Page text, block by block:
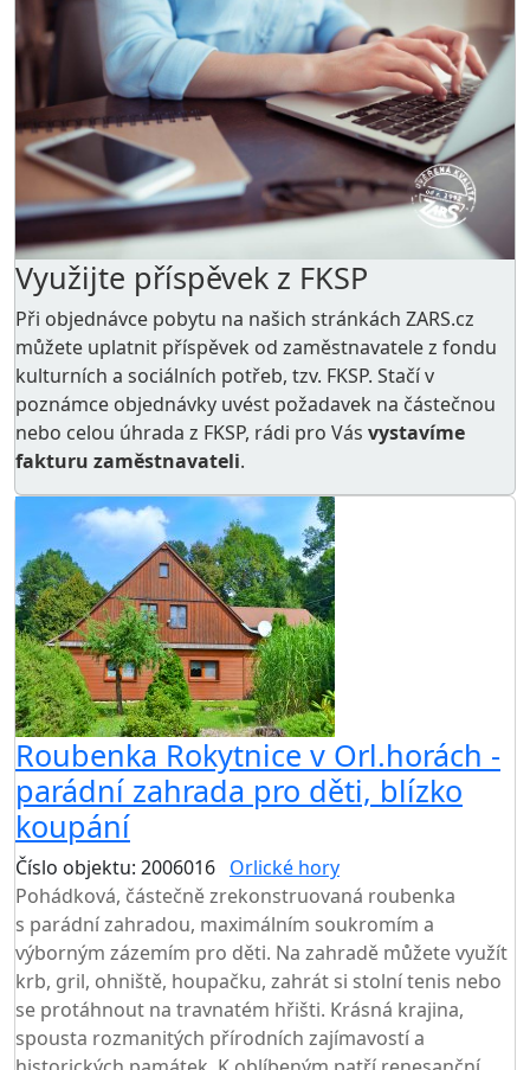
Využijte příspěvek z FKSP
Při objednávce pobytu na našich stránkách ZARS.cz
můžete uplatnit příspěvek od zaměstnavatele z fondu
kulturních a sociálních potřeb, tzv. FKSP. Stačí v
poznámce objednávky uvést požadavek na částečnou
nebo celou úhrada z FKSP, rádi pro Vás vystavíme
fakturu zaměstnavateli.
Roubenka Rokytnice v Orl.horách -
parádní zahrada pro děti, blízko
koupání
Číslo objektu: 2006016 Orlické hory
Pohádková, částečně zrekonstruovaná roubenka
s parádní zahradou, maximálním soukromím a
výborným zázemím pro děti. Na zahradě můžete využít
krb, gril, ohniště, houpačku, zahrát si stolní tenis nebo
se protáhnout na travnatém hřišti. Krásná krajina,
spousta rozmanitých přírodních zajímavostí a